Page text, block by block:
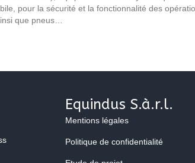
pour la sécurité et la fonctionnalité des
que pneus…
Equindus S.à.r.l.
Mentions légales
Politique de confidentialité